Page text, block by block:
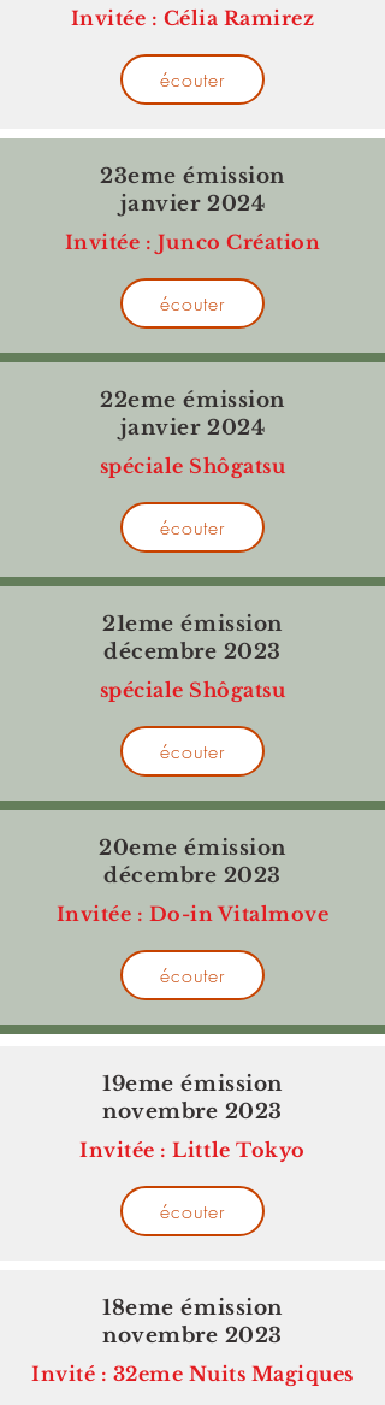
Invitée : Célia Ramirez
écouter
23eme émission
janvier 2024
Invitée : Junco Création
écouter
22eme émission
janvier 2024
spéciale Shôgatsu
écouter
21eme émission
décembre 2023
spéciale Shôgatsu
écouter
20eme émission
décembre 2023
Invitée : Do-in Vitalmove
écouter
19eme émission
novembre 2023
Invitée : Little Tokyo
écouter
18eme émission
novembre 2023
Invité : 32eme Nuits Magiques